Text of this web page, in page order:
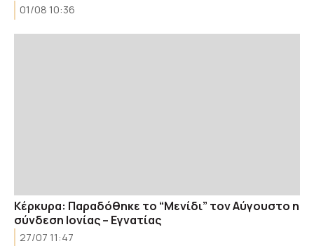
01/08 10:36
Κέρκυρα: Παραδόθηκε το “Μενίδι” τον Αύγουστο η
σύνδεση Ιονίας – Εγνατίας
27/07 11:47